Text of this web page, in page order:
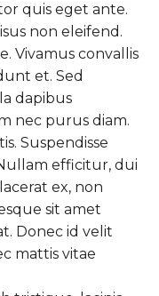
quis eget ante.
non eleifend.
Vivamus convallis
et. Sed
dapibus
nec purus diam.
Suspendisse
efficitur, dui
ex, non
sit amet
Donec id velit
mattis vitae